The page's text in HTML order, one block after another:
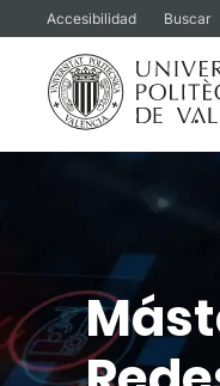
Accesibilidad Buscar